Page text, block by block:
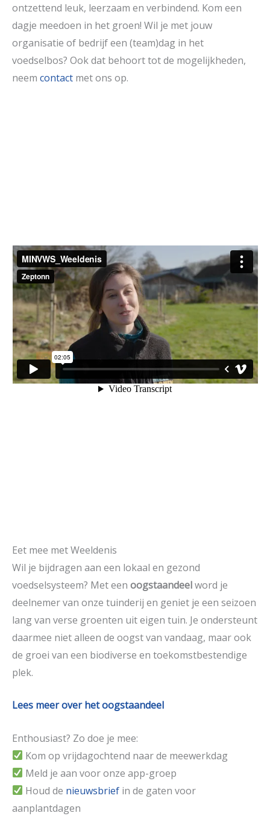
ontzettend leuk, leerzaam en verbindend. Kom een
dagje meedoen in het groen! Wil je met jouw
organisatie of bedrijf een (team)dag in het
voedselbos? Ook dat behoort tot de mogelijkheden,
neem contact met ons op.
Eet mee met Weeldenis
Wil je bijdragen aan een lokaal en gezond
voedselsysteem? Met een oogstaandeelword je
deelnemer van onze tuinderij en geniet je een seizoen
lang van verse groenten uit eigen tuin. Je ondersteunt
daarmee niet alleen de oogst van vandaag, maar ook
de groei van een biodiverse en toekomstbestendige
plek.
Lees meer over het oogstaandeel
Enthousiast? Zo doe je mee:
Kom op vrijdagochtend naar de meewerkdag
Meld je aan voor onze app-groep
Houd de nieuwsbrief in de gaten voor
aanplantdagen